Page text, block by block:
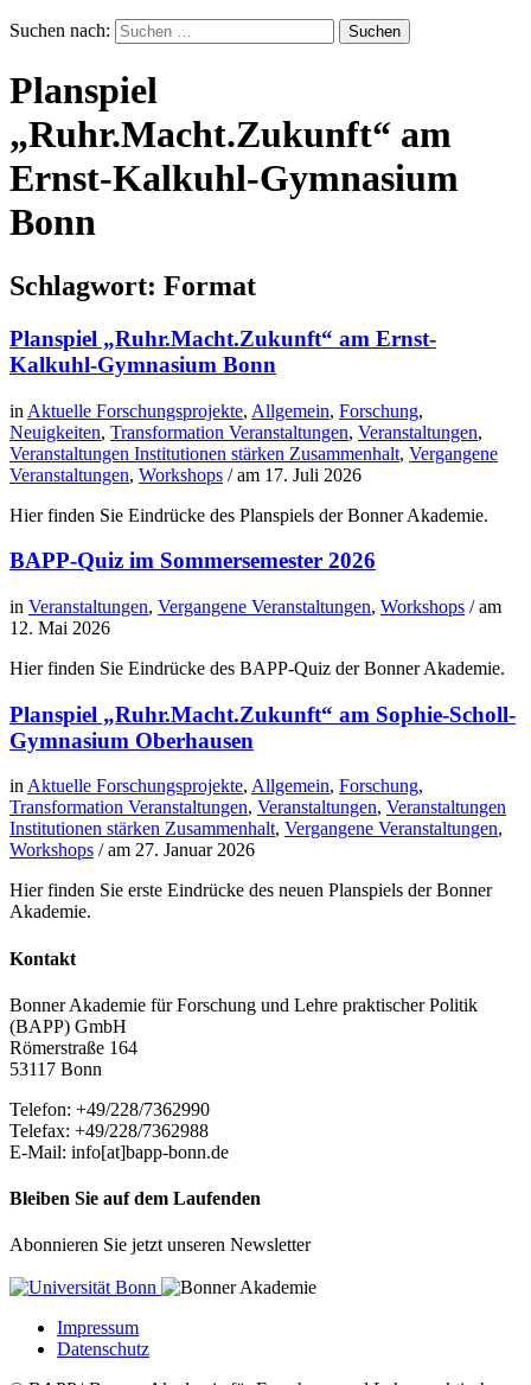
Suchen nach:
Planspiel
„Ruhr.Macht.Zukunft“ am
Ernst-Kalkuhl-Gymnasium
Bonn
Schlagwort: Format
Planspiel „Ruhr.Macht.Zukunft“ am Ernst-
Kalkuhl-Gymnasium Bonn
in Aktuelle Forschungsprojekte, Allgemein, Forschung,
Neuigkeiten, Transformation Veranstaltungen, Veranstaltungen,
Veranstaltungen Institutionen stärken Zusammenhalt, Vergangene
Veranstaltungen, Workshops / am 17. Juli 2026
Hier finden Sie Eindrücke des Planspiels der Bonner Akademie.
BAPP-Quiz im Sommersemester 2026
in Veranstaltungen, Vergangene Veranstaltungen, Workshops / am
12. Mai 2026
Hier finden Sie Eindrücke des BAPP-Quiz der Bonner Akademie.
Planspiel „Ruhr.Macht.Zukunft“ am Sophie-Scholl-
Gymnasium Oberhausen
in Aktuelle Forschungsprojekte, Allgemein, Forschung,
Transformation Veranstaltungen, Veranstaltungen, Veranstaltungen
Institutionen stärken Zusammenhalt, Vergangene Veranstaltungen,
Workshops / am 27. Januar 2026
Hier finden Sie erste Eindrücke des neuen Planspiels der Bonner
Akademie.
Kontakt
Bonner Akademie für Forschung und Lehre praktischer Politik
(BAPP) GmbH
Römerstraße 164
53117 Bonn
Telefon: +49/228/7362990
Telefax: +49/228/7362988
E-Mail: info[at]bapp-bonn.de
Bleiben Sie auf dem Laufenden
Abonnieren Sie jetzt unseren Newsletter
Impressum
Datenschutz